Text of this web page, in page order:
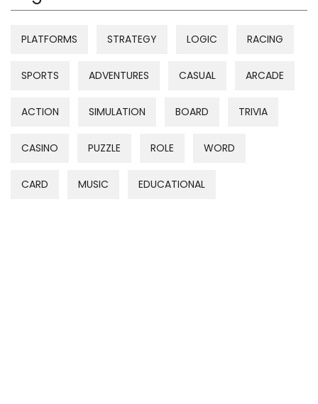
PLATFORMS STRATEGY LOGIC RACING
SPORTS ADVENTURES CASUAL ARCADE
ACTION SIMULATION BOARD TRIVIA
CASINO PUZZLE ROLE WORD
CARD MUSIC EDUCATIONAL